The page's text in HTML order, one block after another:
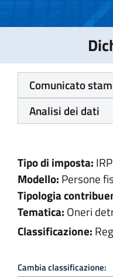
Comunicato
Analisi dei dati
Tipo di imposta:
Modello: Persone
Tipologia
Tematica: Oneri
Classificazione:
Cambia classificazione: